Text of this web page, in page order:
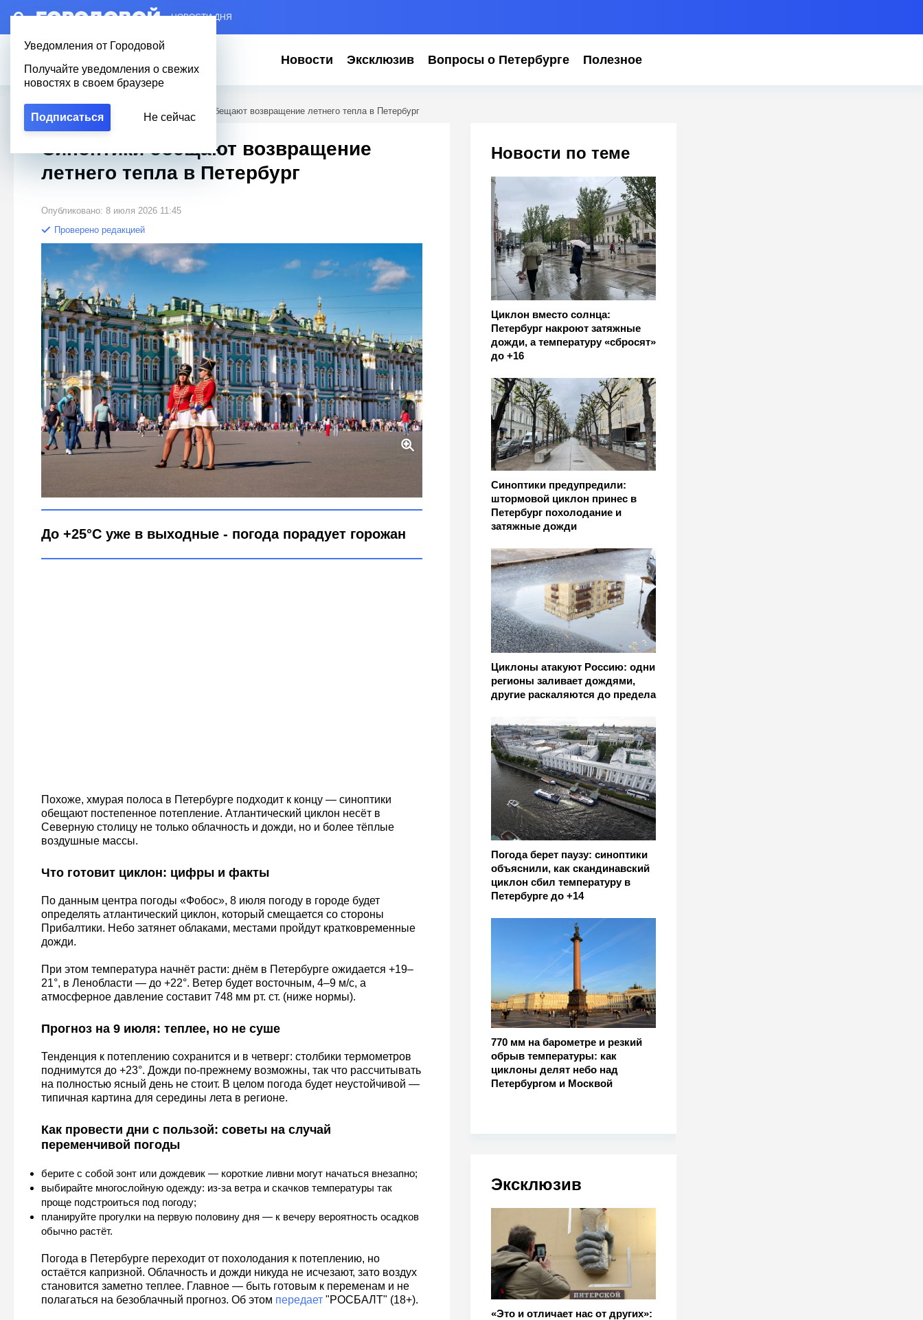
– НОВОСТИ ДНЯ
Уведомления от Городовой
Получайте уведомления о свежих
новостях в своем браузере
Подписаться Не сейчас
Новости Эксклюзив Вопросы о Петербурге Полезное
Городовой Новости Петербурга Синоптики обещают возвращение летнего тепла в Петербург
Новости по теме
Циклон вместо солнца:
Петербург накроют затяжные
дожди, а температуру «сбросят»
до +16
Синоптики предупредили:
штормовой циклон принес в
Петербург похолодание и
затяжные дожди
Циклоны атакуют Россию: одни
регионы заливает дождями,
другие раскаляются до предела
Погода берет паузу: синоптики
объяснили, как скандинавский
циклон сбил температуру в
Петербурге до +14
770 мм на барометре и резкий
обрыв температуры: как
циклоны делят небо над
Петербургом и Москвой
Эксклюзив
«Это и отличает нас от других»:
Синоптики обещают возвращение
летнего тепла в Петербург
Опубликовано: 8 июля 2026 11:45
Проверено редакцией
Синоптики обещают возвращение летнего тепла в Петербург
До +25°C уже в выходные - погода порадует горожан
Похоже, хмурая полоса в Петербурге подходит к концу — синоптики
обещают постепенное потепление. Атлантический циклон несёт в
Северную столицу не только облачность и дожди, но и более тёплые
воздушные массы.
Что готовит циклон: цифры и факты
По данным центра погоды «Фобос», 8 июля погоду в городе будет
определять атлантический циклон, который смещается со стороны
Прибалтики. Небо затянет облаками, местами пройдут кратковременные
дожди.
При этом температура начнёт расти: днём в Петербурге ожидается +19–
21°, в Ленобласти — до +22°. Ветер будет восточным, 4–9 м/с, а
атмосферное давление составит 748 мм рт. ст. (ниже нормы).
Прогноз на 9 июля: теплее, но не суше
Тенденция к потеплению сохранится и в четверг: столбики термометров
поднимутся до +23°. Дожди по-прежнему возможны, так что рассчитывать
на полностью ясный день не стоит. В целом погода будет неустойчивой —
типичная картина для середины лета в регионе.
Как провести дни с пользой: советы на случай
переменчивой погоды
берите с собой зонт или дождевик — короткие ливни могут начаться внезапно;
выбирайте многослойную одежду: из‑за ветра и скачков температуры так
проще подстроиться под погоду;
планируйте прогулки на первую половину дня — к вечеру вероятность осадков
обычно растёт.
Погода в Петербурге переходит от похолодания к потеплению, но
остаётся капризной. Облачность и дожди никуда не исчезают, зато воздух
становится заметно теплее. Главное — быть готовым к переменам и не
полагаться на безоблачный прогноз. Об этом передает "РОСБАЛТ" (18+).